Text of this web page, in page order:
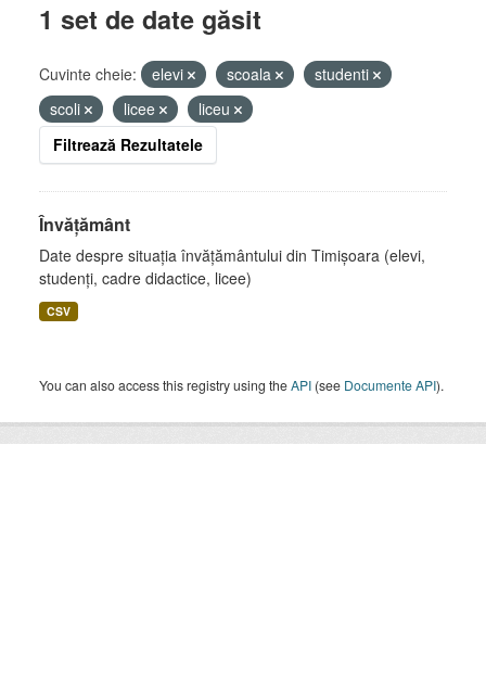
1 set de date găsit
Cuvinte cheie: elevi scoala
studenti
scoli
licee
liceu
Filtrează Rezultatele
Învățământ
Date despre situația învățământului din Timișoara (elevi,
studenți, cadre didactice, licee)
CSV
You can also access this registry using theAPI (see Documente API).